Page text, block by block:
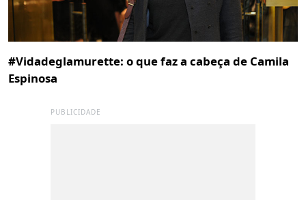
#Vidadeglamurette: o que faz a cabeça de Camila
Espinosa
PUBLICIDADE